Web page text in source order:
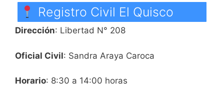
Registro Civil El Quisco
Dirección: Libertad N° 208
Oficial Civil: Sandra Araya Caroca
Horario: 8:30 a 14:00 horas